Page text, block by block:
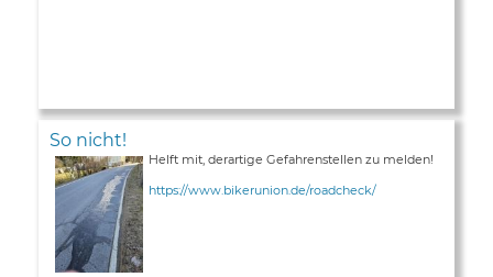
So nicht!
Helft mit, derartige Gefahrenstellen zu melden!
https://www.bikerunion.de/roadcheck/